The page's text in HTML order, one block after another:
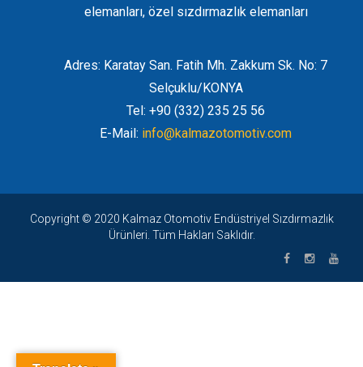
elemanları, özel sızdırmazlık elemanları
Adres: Karatay San. Fatih Mh. Zakkum Sk. No: 7
Selçuklu/KONYA
Tel: +90 (332) 235 25 56
E-Mail: info@kalmazotomotiv.com
Copyright © 2020 Kalmaz Otomotiv Endüstriyel Sızdırmazlık
Ürünleri. Tüm Hakları Saklıdır.